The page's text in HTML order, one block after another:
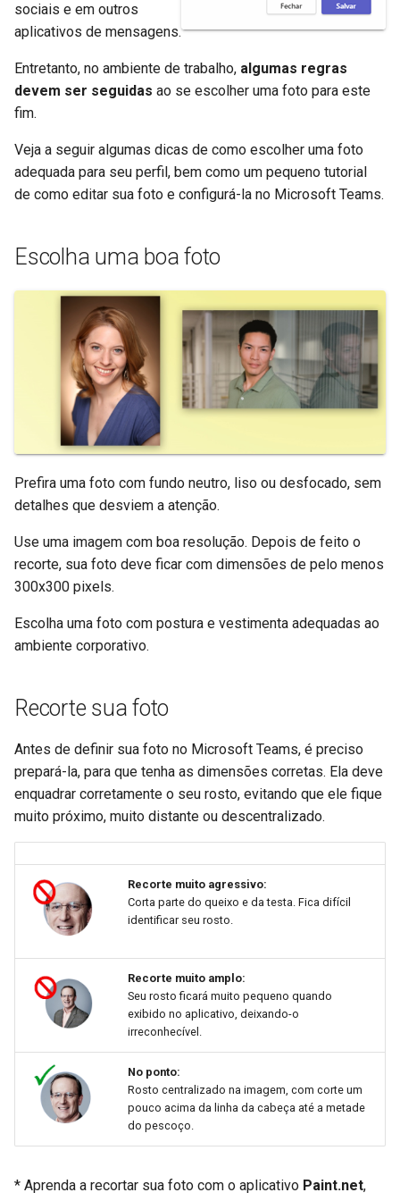
d
a
p
e
s
perfil
Solicitação e Utilização de
sociais e em outros
aplicativos de mensagens.
Entretanto, no ambiente de trabalho, algumas regras
devem ser seguidas ao se escolher uma foto para este
fim.
Veja a seguir algumas dicas de como escolher uma foto
adequada para seu perfil, bem como um pequeno tutorial
de como editar sua foto e configurá-la no Microsoft Teams.
Escolha uma boa foto
Prefira uma foto com fundo neutro, liso ou desfocado, sem
detalhes que desviem a atenção.
Use uma imagem com boa resolução. Depois de feito o
recorte, sua foto deve ficar com dimensões de pelo menos
300x300 pixels.
Escolha uma foto com postura e vestimenta adequadas ao
ambiente corporativo.
Recorte sua foto
Antes de definir sua foto no Microsoft Teams, é preciso
prepará-la, para que tenha as dimensões corretas. Ela deve
enquadrar corretamente o seu rosto, evitando que ele fique
muito próximo, muito distante ou descentralizado.
Recorte muito agressivo:
Corta parte do queixo e da testa. Fica difícil
identificar seu rosto.
Recorte muito amplo:
Seu rosto ficará muito pequeno quando
exibido no aplicativo, deixando-o
irreconhecível.
No ponto:
Rosto centralizado na imagem, com corte um
pouco acima da linha da cabeça até a metade
do pescoço.
* Aprenda a recortar sua foto com o aplicativo Paint.net,